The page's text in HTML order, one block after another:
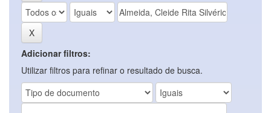
Adicionar filtros:
Utilizar filtros para refinar o resultado de busca.